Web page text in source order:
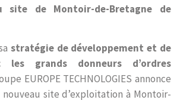
site de Montoir-de-Bretagne de
stratégie de développement et de
les grands donneurs d’ordres
EUROPE TECHNOLOGIES annonce
nouveau site d’exploitation à Montoir-